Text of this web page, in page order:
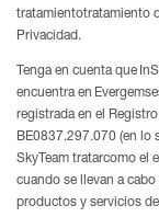
tratamientotratamiento
Privacidad.
Tenga en cuenta que
encuentra en
registrada en el
BE0837.297.070 (en lo
SkyTeam tratarcomo el
cuando se llevan a
productos y servicios